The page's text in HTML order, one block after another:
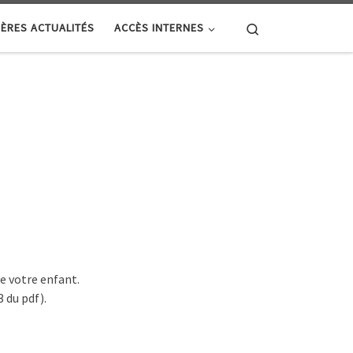
ACTUALITÉS ACCÈS INTERNES
votre enfant.
du pdf).